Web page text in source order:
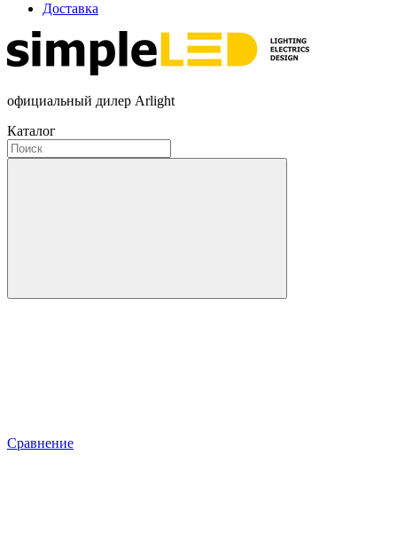
Доставка
официальный дилер Arlight
Каталог
Сравнение